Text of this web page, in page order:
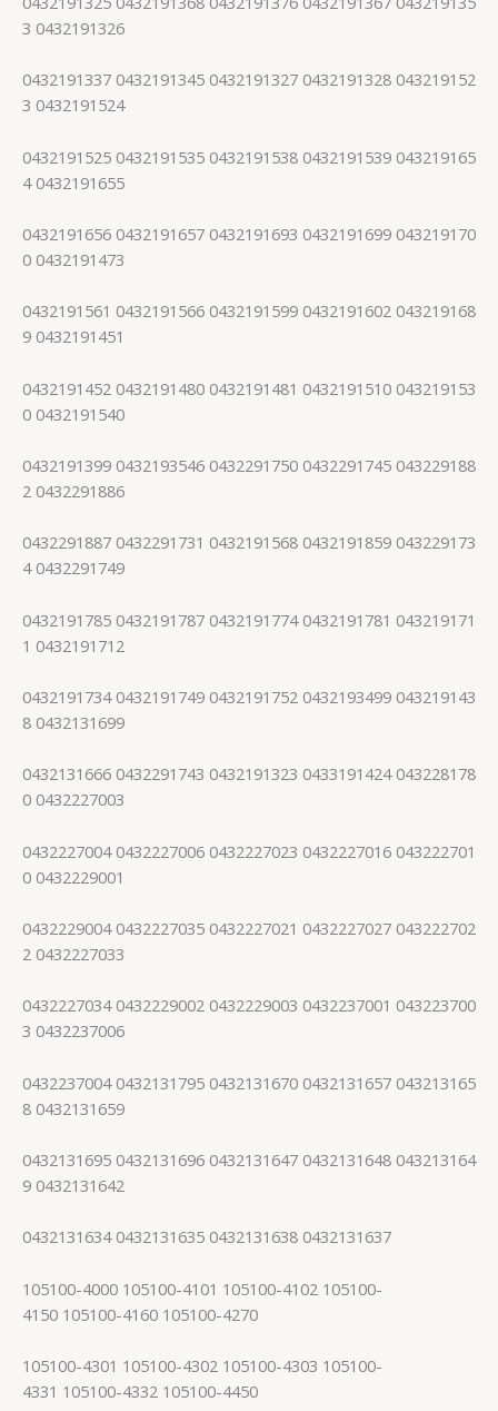
3 0432191326
0432191337 0432191345 0432191327 0432191328 043219152
3 0432191524
0432191525 0432191535 0432191538 0432191539 043219165
4 0432191655
0432191656 0432191657 0432191693 0432191699 043219170
0 0432191473
0432191561 0432191566 0432191599 0432191602 043219168
9 0432191451
0432191452 0432191480 0432191481 0432191510 043219153
0 0432191540
0432191399 0432193546 0432291750 0432291745 043229188
2 0432291886
0432291887 0432291731 0432191568 0432191859 043229173
4 0432291749
0432191785 0432191787 0432191774 0432191781 043219171
1 0432191712
0432191734 0432191749 0432191752 0432193499 043219143
8 0432131699
0432131666 0432291743 0432191323 0433191424 043228178
0 0432227003
0432227004 0432227006 0432227023 0432227016 043222701
0 0432229001
0432229004 0432227035 0432227021 0432227027 043222702
2 0432227033
0432227034 0432229002 0432229003 0432237001 043223700
3 0432237006
0432237004 0432131795 0432131670 0432131657 043213165
8 0432131659
0432131695 0432131696 0432131647 0432131648 043213164
9 0432131642
0432131634 0432131635 0432131638 0432131637
105100-4000 105100-4101 105100-4102 105100-
4150 105100-4160 105100-4270
105100-4301 105100-4302 105100-4303 105100-
4331 105100-4332 105100-4450